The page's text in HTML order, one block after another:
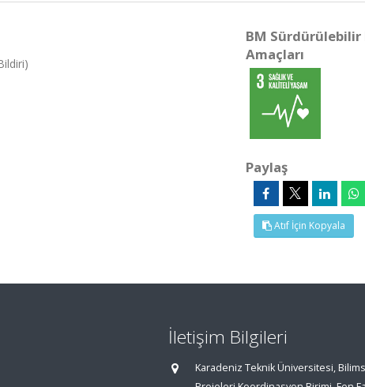
BM Sürdürülebilir
Amaçları
Paylaş
Atıf İçin Kopyala
İletişim Bilgileri
Karadeniz Teknik Üniversitesi,